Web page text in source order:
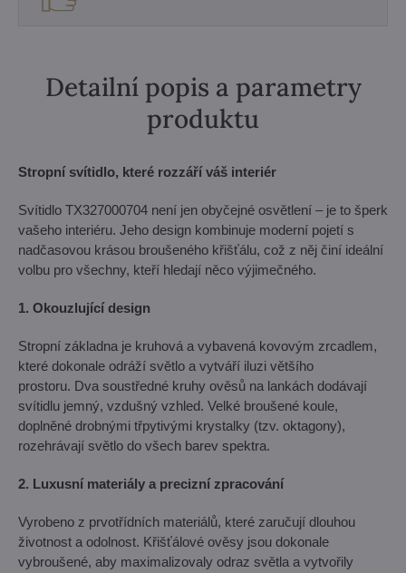
Detailní popis a parametry
produktu
Stropní svítidlo, které rozzáří váš interiér
Svítidlo TX327000704 není jen obyčejné osvětlení – je to šperk
vašeho interiéru. Jeho design kombinuje moderní pojetí s
nadčasovou krásou broušeného křišťálu, což z něj činí ideální
volbu pro všechny, kteří hledají něco výjimečného.
1. Okouzlující design
Stropní základna je kruhová a vybavená kovovým zrcadlem,
které dokonale odráží světlo a vytváří iluzi většího
prostoru. Dva soustředné kruhy ověsů na lankách dodávají
svítidlu jemný, vzdušný vzhled. Velké broušené koule,
doplněné drobnými třpytivými krystalky (tzv. oktagony),
rozehrávají světlo do všech barev spektra.
2. Luxusní materiály a precizní zpracování
Vyrobeno z prvotřídních materiálů, které zaručují dlouhou
životnost a odolnost. Křišťálové ověsy jsou dokonale
vybroušené, aby maximalizovaly odraz světla a vytvořily